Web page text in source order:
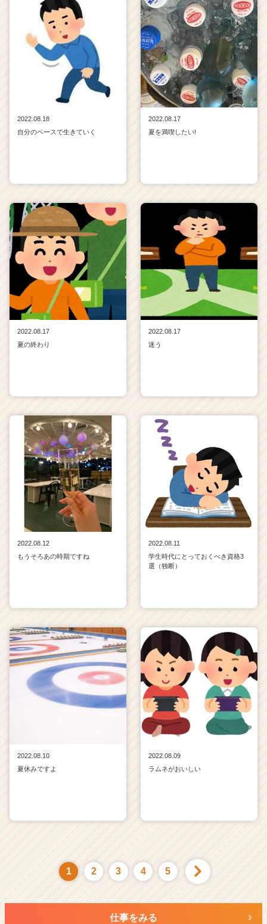
2022.08.18
自分のペースで生きていく
2022.08.17
夏を満喫したい!
2022.08.17
夏の終わり
2022.08.17
迷う
2022.08.12
もうそろあの時期ですね
2022.08.11
学生時代にとっておくべき資格3
選（独断）
2022.08.10
夏休みですよ
2022.08.09
ラムネがおいしい
1 2 3 4 5
仕事をみる